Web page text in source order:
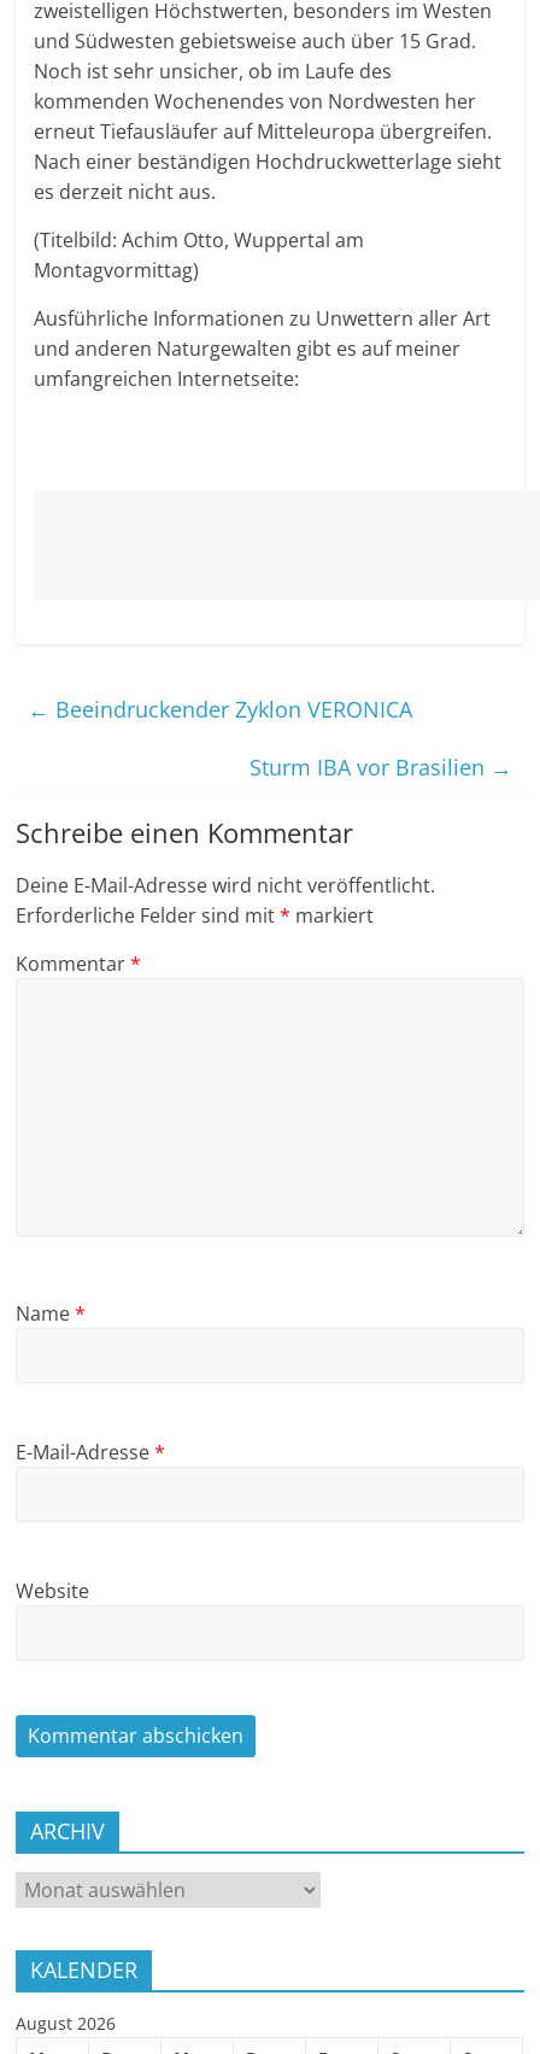
zweistelligen Höchstwerten, besonders im Westen
und Südwesten gebietsweise auch über 15 Grad.
Noch ist sehr unsicher, ob im Laufe des
kommenden Wochenendes von Nordwesten her
erneut Tiefausläufer auf Mitteleuropa übergreifen.
Nach einer beständigen Hochdruckwetterlage sieht
es derzeit nicht aus.
(Titelbild: Achim Otto, Wuppertal am
Montagvormittag)
Ausführliche Informationen zu Unwettern aller Art
und anderen Naturgewalten gibt es auf meiner
umfangreichen Internetseite:
← Beeindruckender Zyklon VERONICA
Sturm IBA vor Brasilien →
Schreibe einen Kommentar
Deine E-Mail-Adresse wird nicht veröffentlicht.
Erforderliche Felder sind mit* markiert
Kommentar*
Name*
E-Mail-Adresse*
Website
ARCHIV
ARCHIV
KALENDER
August 2026